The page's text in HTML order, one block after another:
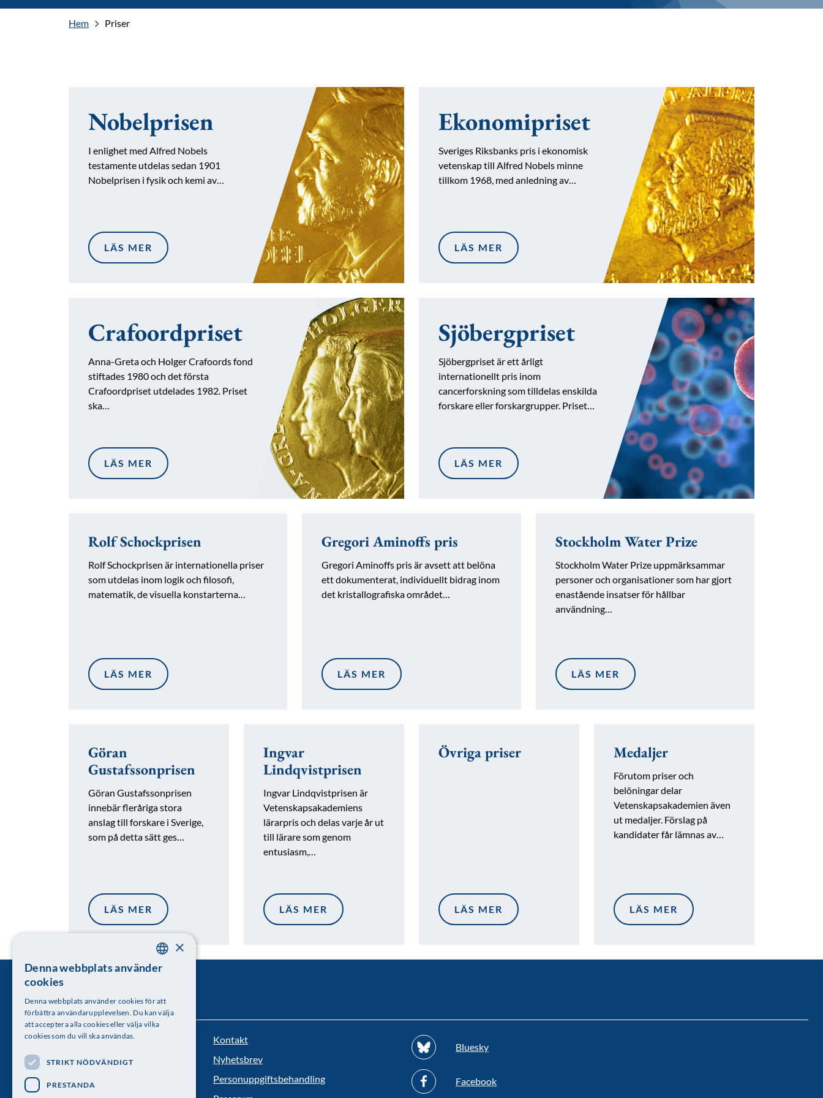
Hem Priser
Nobelprisen
I enlighet med Alfred Nobels
testamente utdelas sedan 1901
Nobelprisen i fysik och kemi av…
LÄS MER
Ekonomipriset
Sveriges Riksbanks pris i ekonomisk
vetenskap till Alfred Nobels minne
tillkom 1968, med anledning av…
LÄS MER
Crafoordpriset
Anna-Greta och Holger Crafoords fond
stiftades 1980 och det första
Crafoordpriset utdelades 1982. Priset
ska…
LÄS MER
Sjöbergpriset
Sjöbergpriset är ett årligt
internationellt pris inom
cancerforskning som tilldelas enskilda
forskare eller forskargrupper. Priset…
LÄS MER
Rolf Schockprisen
Rolf Schockprisen är internationella priser
som utdelas inom logik och filosofi,
matematik, de visuella konstarterna…
LÄS MER
Gregori Aminoffs pris
Gregori Aminoffs pris är avsett att belöna
ett dokumenterat, individuellt bidrag inom
det kristallografiska området…
LÄS MER
Stockholm Water Prize
Stockholm Water Prize uppmärksammar
personer och organisationer som har gjort
enastående insatser för hållbar
användning…
LÄS MER
Göran
Gustafssonprisen
Göran Gustafssonprisen
innebär fleråriga stora
anslag till forskare i Sverige,
som på detta sätt ges…
LÄS MER
Ingvar
Lindqvistprisen
Ingvar Lindqvistprisen är
Vetenskapsakademiens
lärarpris och delas varje år ut
till lärare som genom
entusiasm,…
LÄS MER
Övriga priser
LÄS MER
Medaljer
Förutom priser och
belöningar delar
Vetenskapsakademien även
ut medaljer. Förslag på
kandidater får lämnas av…
LÄS MER
Kungl. Vetenskapsakademien
Besöksadress: Lilla Frescativägen 4A
Telefon: 08-673 95 00
Kontakt
Nyhetsbrev
Personuppgiftsbehandling
Bluesky
Facebook
SWEDISH
×
Denna webbplats använder
cookies
Denna webbplats använder cookies för att
förbättra användarupplevelsen. Du kan välja
att acceptera alla cookies eller välja vilka
cookies som du vill ska användas.
STRIKT NÖDVÄNDIGT
PRESTANDA